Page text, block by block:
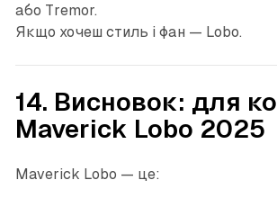
або Tremor.
Якщо хочеш стиль і фан — Lobo.
14. Висновок: для
Maverick Lobo 2025
Maverick Lobo — це: